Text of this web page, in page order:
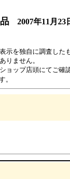
2007年11月23
示を独自に調査した
りません。
ョップ店頭にてご確
。